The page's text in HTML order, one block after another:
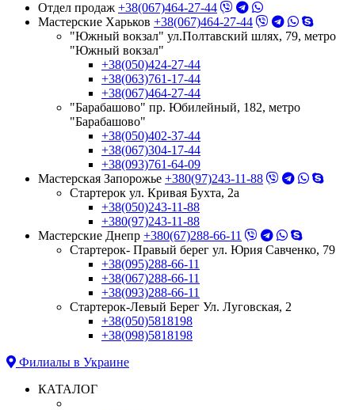
Отдел продаж +38(067)464-27-44
Мастерские Харьков +38(067)464-27-44
"Южный вокзал" ул.Полтавский шлях, 79, метро
"Южный вокзал"
+38(050)424-27-44
+38(063)761-17-44
+38(067)464-27-44
"Барабашово" пр. Юбилейный, 182, метро
"Барабашово"
+38(050)402-37-44
+38(067)304-17-44
+38(093)761-64-09
Мастерская Запорожье +380(97)243-11-88
Стартерок ул. Кривая Бухта, 2а
+38(050)243-11-88
+380(97)243-11-88
Мастерские Днепр +380(67)288-66-11
Стартерок- Правый берег ул. Юрия Савченко, 79
+38(095)288-66-11
+38(067)288-66-11
+38(093)288-66-11
Стартерок-Левый Берег Ул. Луговская, 2
+38(050)5818198
+38(098)5818198
Филиалы в Украине
КАТАЛОГ